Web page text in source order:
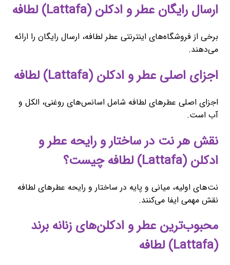
ارسال رایگان عطر و ادکلن (Lattafa) لطافه
برخی از فروشگاه‌های اینترنتی عطر لطافه، ارسال رایگان را ارائه
می‌دهند.
اجزای اصلی عطر و ادکلن (Lattafa) لطافه
اجزای اصلی عطرهای لطافه شامل اسانس‌های روغنی، الکل و
آب است.
نقش هر نت در ساختار و رایحه عطر و
ادکلن (Lattafa) لطافه چیست؟
نت‌های اولیه، میانی و پایه در ساختار و رایحه عطرهای لطافه
نقش مهمی ایفا می‌کنند.
محبوب‌ترین عطر و ادکلن‌های زنانه برند
(Lattafa) لطافه